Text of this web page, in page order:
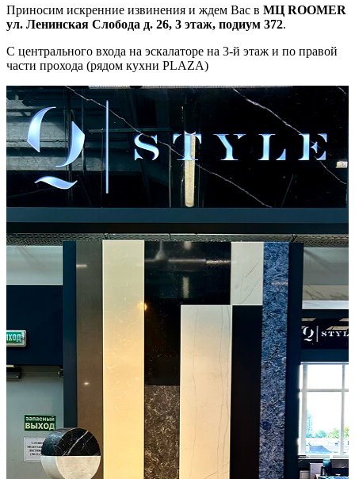
Приносим искренние извинения и ждем Вас в МЦ ROOMER
ул. Ленинская Слобода д. 26, 3 этаж, подиум 372.
С центрального входа на эскалаторе на 3-й этаж и по правой
части прохода (рядом кухни PLAZA)